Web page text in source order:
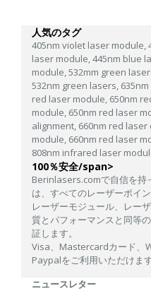
人気のタグ
405nm violet laser module,
laser module,445nm blue
module,532mm green
532nm green lasers,
red laser module, 650nm
module, 650nm red laser
alignment, 660nm red
module, 660nm red laser
808nm infrared laser
100％安全/span>
Berinlasers.comで自信を持
は、すべてのレーザーポイ
レーザーモジュール、レー
質とパフォーマンスと同等
証します。
Visa、Mastercardカード、
Paypalをご利用いただけま
ニュースレター